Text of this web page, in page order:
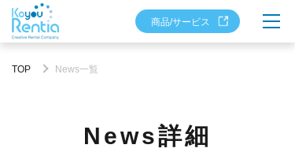
商品/サービス
TOP News一覧
News詳細